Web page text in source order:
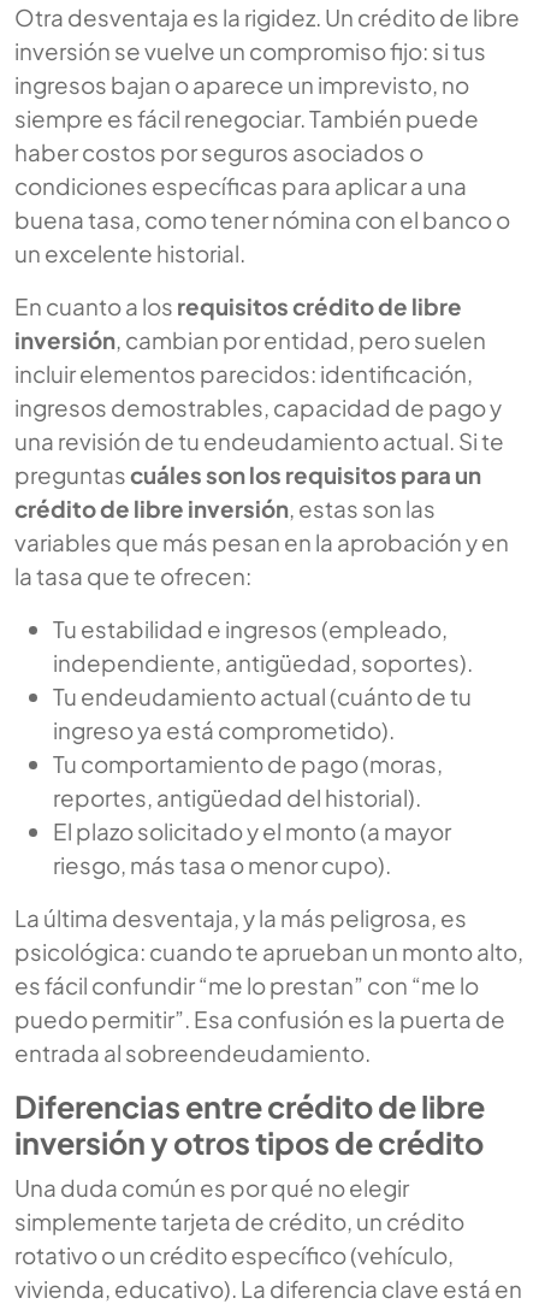
Otra desventaja es la rigidez. Un crédito de libre
inversión se vuelve un compromiso fijo: si tus
ingresos bajan o aparece un imprevisto, no
siempre es fácil renegociar. También puede
haber costos por seguros asociados o
condiciones específicas para aplicar a una
buena tasa, como tener nómina con el banco o
un excelente historial.
En cuanto a los requisitos crédito de libre
inversión , cambian por entidad, pero suelen
incluir elementos parecidos: identificación,
ingresos demostrables, capacidad de pago y
una revisión de tu endeudamiento actual. Si te
preguntascuáles son los requisitos para un
crédito de libre inversión , estas son las
variables que más pesan en la aprobación y en
la tasa que te ofrecen:
Tu estabilidad e ingresos (empleado,
independiente, antigüedad, soportes).
Tu endeudamiento actual (cuánto de tu
ingreso ya está comprometido).
Tu comportamiento de pago (moras,
reportes, antigüedad del historial).
El plazo solicitado y el monto (a mayor
riesgo, más tasa o menor cupo).
La última desventaja, y la más peligrosa, es
psicológica: cuando te aprueban un monto alto,
es fácil confundir “me lo prestan” con “me lo
puedo permitir”. Esa confusión es la puerta de
entrada al sobreendeudamiento.
Diferencias entre crédito de libre
inversión y otros tipos de crédito
Una duda común es por qué no elegir
simplemente tarjeta de crédito, un crédito
rotativo o un crédito específico (vehículo,
vivienda, educativo). La diferencia clave está en